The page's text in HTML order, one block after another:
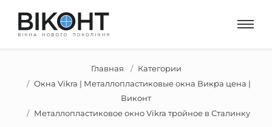
Главная
Категории
Окна Vikra | Металлопластиковые окна Викра цена |
Виконт
Металлопластиковое окно Vikra тройное в Сталинку